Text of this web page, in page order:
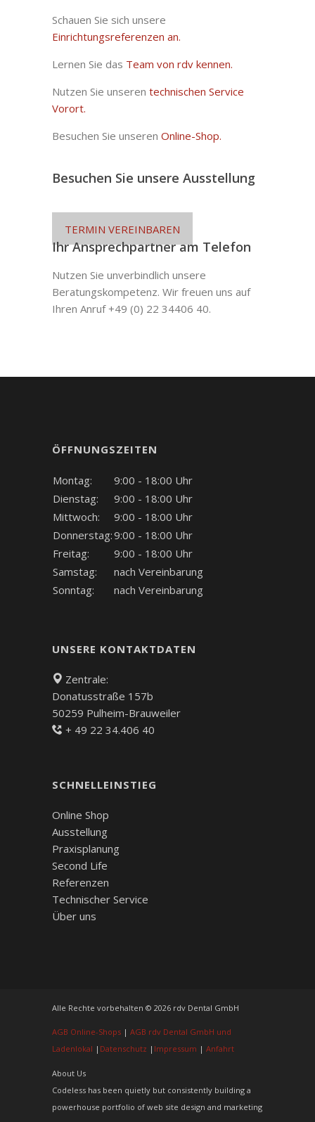
Schauen Sie sich unsere
Einrichtungsreferenzen an.
Lernen Sie das Team von rdv kennen.
Nutzen Sie unseren technischen Service
Vorort.
Besuchen Sie unseren Online-Shop.
Besuchen Sie unsere Ausstellung
TERMIN VEREINBAREN
Ihr Ansprechpartner am Telefon
Nutzen Sie unverbindlich unsere
Beratungskompetenz. Wir freuen uns auf
Ihren Anruf +49 (0) 22 34406 40.
ÖFFNUNGSZEITEN
Montag:
9:00 - 18:00 Uhr
Dienstag:
9:00 - 18:00 Uhr
Mittwoch:
9:00 - 18:00 Uhr
Donnerstag:9:00 - 18:00 Uhr
Freitag:
9:00 - 18:00 Uhr
Samstag:
nach Vereinbarung
Sonntag:
nach Vereinbarung
UNSERE KONTAKTDATEN
Zentrale:
Donatusstraße 157b
50259 Pulheim-Brauweiler
+ 49 22 34.406 40
SCHNELLEINSTIEG
Online Shop
Ausstellung
Praxisplanung
Second Life
Referenzen
Technischer Service
Über uns
Alle Rechte vorbehalten © 2026 rdv Dental GmbH
AGB Online-Shops | AGB rdv Dental GmbH und
Ladenlokal | Datenschutz | Impressum | Anfahrt
About Us
Codeless has been quietly but consistently building a
powerhouse portfolio of web site design and marketing